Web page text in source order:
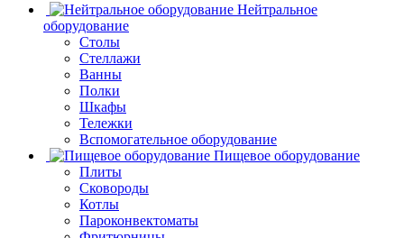
Нейтральное
оборудование
Столы
Стеллажи
Ванны
Полки
Шкафы
Тележки
Вспомогательное оборудование
Пищевое оборудование
Плиты
Сковороды
Котлы
Пароконвектоматы